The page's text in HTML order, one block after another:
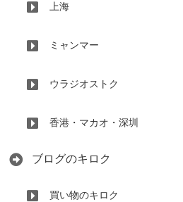
上海
ミャンマー
ウラジオストク
香港・マカオ・深圳
ブログのキロク
買い物のキロク